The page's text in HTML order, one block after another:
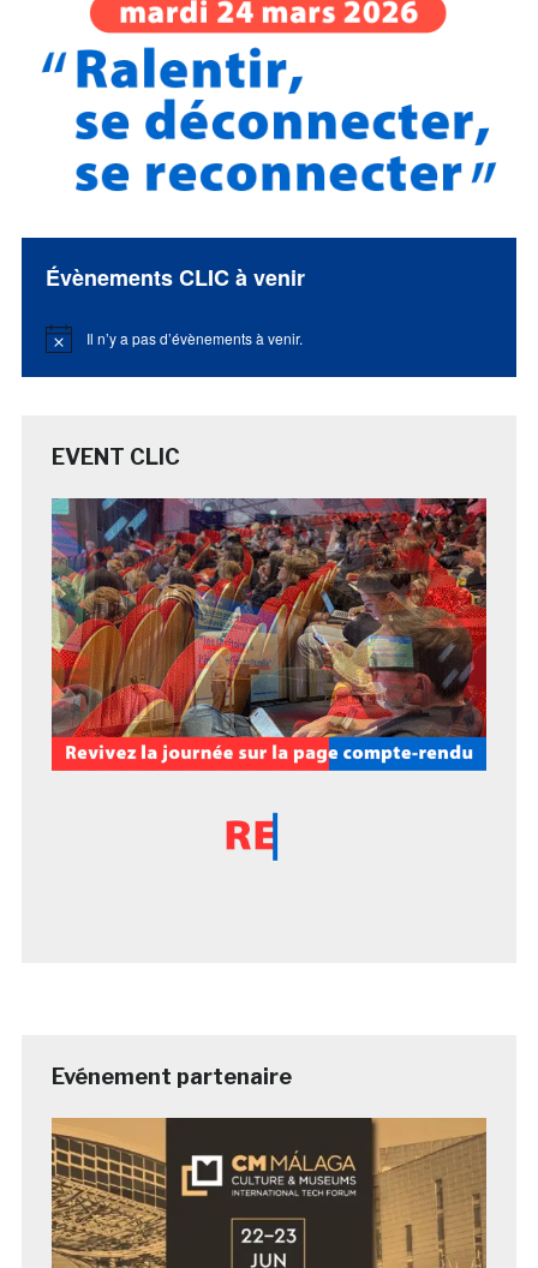
Évènements CLIC à venir
Notice Il n’y a pas d’évènements à venir.
EVENT CLIC
Evénement partenaire